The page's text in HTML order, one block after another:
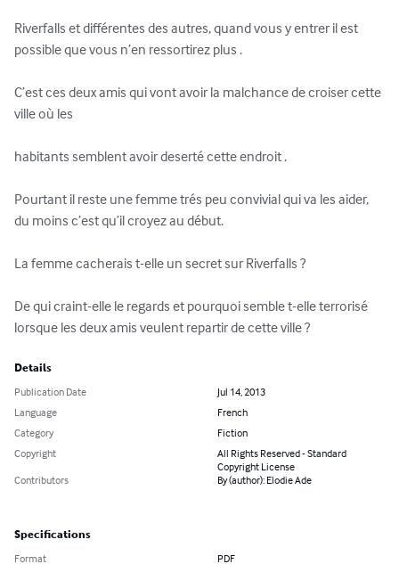
Riverfalls et différentes des autres, quand vous y entrer il est
possible que vous n’en ressortirez plus .
C’est ces deux amis qui vont avoir la malchance de croiser cette
ville où les
habitants semblent avoir deserté cette endroit .
Pourtant il reste une femme trés peu convivial qui va les aider,
du moins c’est qu’il croyez au début.
La femme cacherais t-elle un secret sur Riverfalls ?
De qui craint-elle le regards et pourquoi semble t-elle terrorisé
lorsque les deux amis veulent repartir de cette ville ?
Details
Publication Date
Jul 14, 2013
Language
French
Category
Fiction
Copyright
All Rights Reserved - Standard
Copyright License
Contributors
By (author): Elodie Ade
Specifications
Format PDF